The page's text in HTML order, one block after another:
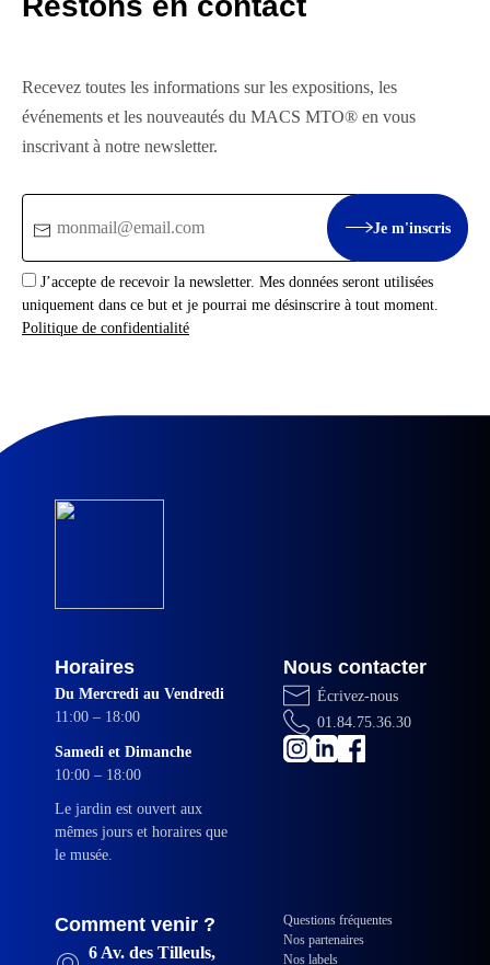
Recevez toutes les informations sur les expositions, les
événements et les nouveautés du MACS MTO® en vous
inscrivant à notre newsletter.
Je m'inscris
J’accepte de recevoir la newsletter. Mes données seront utilisées
uniquement dans ce but et je pourrai me désinscrire à tout moment.
Politique de confidentialité
Horaires
Du Mercredi au Vendredi
11:00 – 18:00
Samedi et Dimanche
10:00 – 18:00
Le jardin est ouvert aux
mêmes jours et horaires que
le musée.
Nous contacter
Écrivez-nous
01.84.75.36.30
Comment venir ?
6 Av. des Tilleuls,
Questions fréquentes
Nos partenaires
Nos labels